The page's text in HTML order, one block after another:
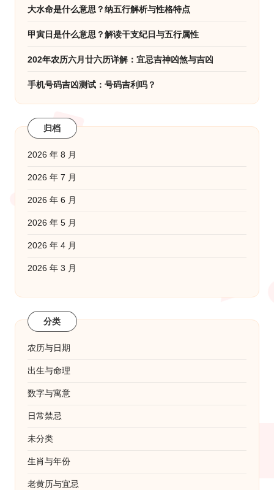
大水命是什么意思？纳五行解析与性格特点
甲寅日是什么意思？解读干支纪日与五行属性
202年农历六月廿六历详解：宜忌吉神凶煞与吉凶
手机号码吉凶测试：号码吉利吗？
归档
2026 年 8 月
2026 年 7 月
2026 年 6 月
2026 年 5 月
2026 年 4 月
2026 年 3 月
分类
农历与日期
出生与命理
数字与寓意
日常禁忌
未分类
生肖与年份
老黄历与宜忌